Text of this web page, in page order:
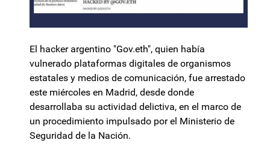
El hacker argentino "Gov.eth", quien había
vulnerado plataformas digitales de organismos
estatales y medios de comunicación, fue arrestado
este miércoles en Madrid, desde donde
desarrollaba su actividad delictiva, en el marco de
un procedimiento impulsado por el Ministerio de
Seguridad de la Nación.